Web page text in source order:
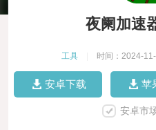
夜阑加速
工具 时间：2024-
安卓下载 苹
安卓市